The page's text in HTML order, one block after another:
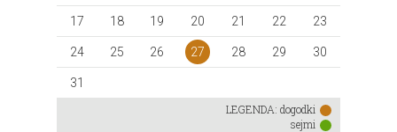
17 18 19 20 21 22 23
24 25 26 27 28 29 30
31
LEGENDA: dogodki
sejmi